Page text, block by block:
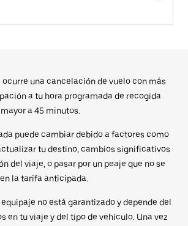
una cancelación de vuelo con más
a tu hora programada de recogida
a 45 minutos.
puede cambiar debido a factores como
tu destino, cambios significativos
del viaje, o pasar por un peaje que no se
la tarifa anticipada.
no está garantizado y depende del
en tu viaje y del tipo de vehículo. Una vez